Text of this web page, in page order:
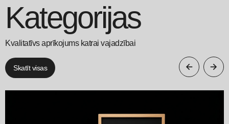
Kategorijas
Kvalitatīvs aprīkojums katrai vajadzībai
Skatīt visas